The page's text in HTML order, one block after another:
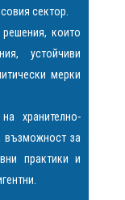
сектор.
които
устойчиви
мерки
хранително-
възможност за
практики и